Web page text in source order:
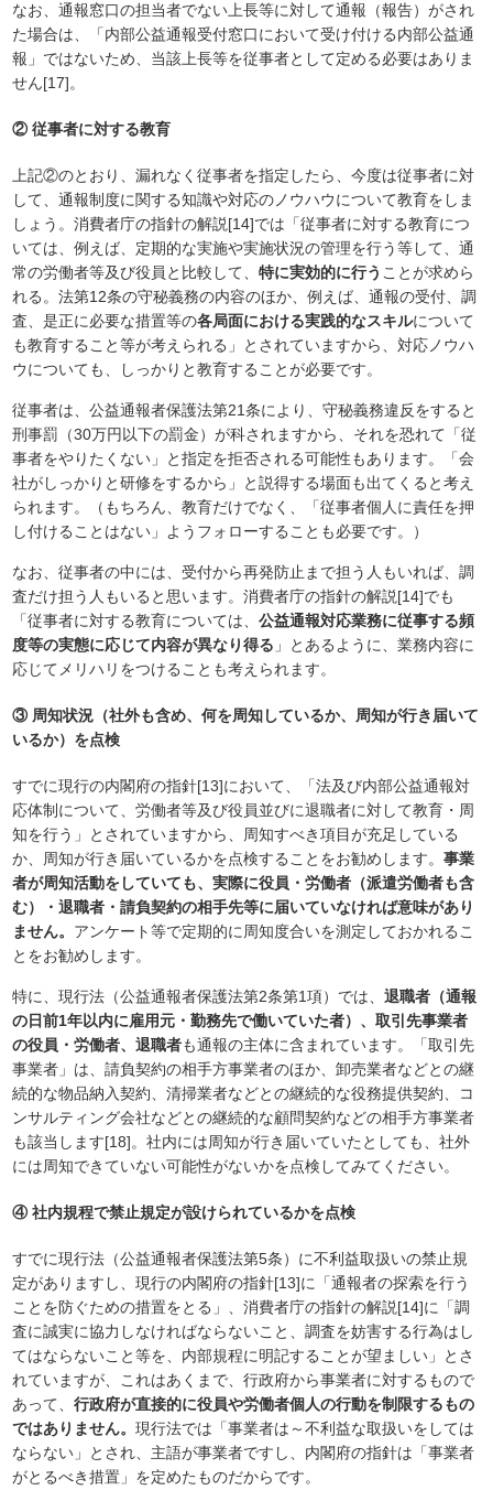
なお、通報窓口の担当者でない上長等に対して通報（報告）がされ
た場合は、「内部公益通報受付窓口において受け付ける内部公益通
報」ではないため、当該上長等を従事者として定める必要はありま
せん[17]。
② 従事者に対する教育
上記②のとおり、漏れなく従事者を指定したら、今度は従事者に対
して、通報制度に関する知識や対応のノウハウについて教育をしま
しょう。消費者庁の指針の解説[14]では「従事者に対する教育につ
いては、例えば、定期的な実施や実施状況の管理を行う等して、通
常の労働者等及び役員と比較して、特に実効的に行う ことが求めら
れる。法第12条の守秘義務の内容のほか、例えば、通報の受付、調
査、是正に必要な措置等の各局面における実践的なスキルについて
も教育すること等が考えられる」とされていますから、対応ノウハ
ウについても、しっかりと教育することが必要です。
従事者は、公益通報者保護法第21条により、守秘義務違反をすると
刑事罰（30万円以下の罰金）が科されますから、それを恐れて「従
事者をやりたくない」と指定を拒否される可能性もあります。「会
社がしっかりと研修をするから」と説得する場面も出てくると考え
られます。（もちろん、教育だけでなく、「従事者個人に責任を押
し付けることはない」ようフォローすることも必要です。）
なお、従事者の中には、受付から再発防止まで担う人もいれば、調
査だけ担う人もいると思います。消費者庁の指針の解説[14]でも
「従事者に対する教育については、公益通報対応業務に従事する頻
度等の実態に応じて内容が異なり得る 」とあるように、業務内容に
応じてメリハリをつけることも考えられます。
③ 周知状況（社外も含め、何を周知しているか、周知が行き届いて
いるか）を点検
すでに現行の内閣府の指針[13]において、「法及び内部公益通報対
応体制について、労働者等及び役員並びに退職者に対して教育・周
知を行う」とされていますから、周知すべき項目が充足している
か、周知が行き届いているかを点検することをお勧めします。事業
者が周知活動をしていても、実際に役員・労働者（派遣労働者も含
む）・退職者・請負契約の相手先等に届いていなければ意味があり
ません。 アンケート等で定期的に周知度合いを測定しておかれるこ
とをお勧めします。
特に、現行法（公益通報者保護法第2条第1項）では、退職者（通報
の日前1年以内に雇用元・勤務先で働いていた者）、取引先事業者
の役員・労働者、退職者も通報の主体に含まれています。「取引先
事業者」は、請負契約の相手方事業者のほか、卸売業者などとの継
続的な物品納入契約、清掃業者などとの継続的な役務提供契約、コ
ンサルティング会社などとの継続的な顧問契約などの相手方事業者
も該当します[18]。社内には周知が行き届いていたとしても、社外
には周知できていない可能性がないかを点検してみてください。
④社内規程で禁止規定が設けられているかを点検
すでに現行法（公益通報者保護法第5条）に不利益取扱いの禁止規
定がありますし、現行の内閣府の指針[13]に「通報者の探索を行う
ことを防ぐための措置をとる」、消費者庁の指針の解説[14]に「調
査に誠実に協力しなければならないこと、調査を妨害する行為はし
てはならないこと等を、内部規程に明記することが望ましい」とさ
れていますが、これはあくまで、行政府から事業者に対するもので
あって、行政府が直接的に役員や労働者個人の行動を制限するもの
ではありません。現行法では「事業者は～不利益な取扱いをしては
ならない」とされ、主語が事業者ですし、内閣府の指針は「事業者
がとるべき措置」を定めたものだからです。